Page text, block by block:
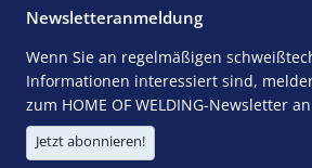
Newsletteranmeldung
Wenn Sie an regelmäßigen
Informationen interessiert sind,
zum HOME OF WELDING-Newsletter
Jetzt abonnieren!